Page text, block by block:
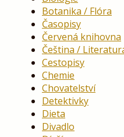
Botanika / Flóra
Časopisy
Červená knihovna
Čeština /
Cestopisy
Chemie
Chovatelství
Detektivky
Dieta
Divadlo